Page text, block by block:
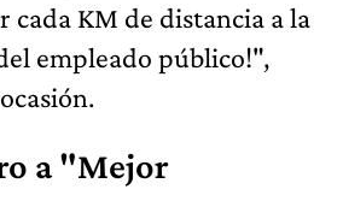
cada KM de distancia a la
empleado público!",
a "Mejor